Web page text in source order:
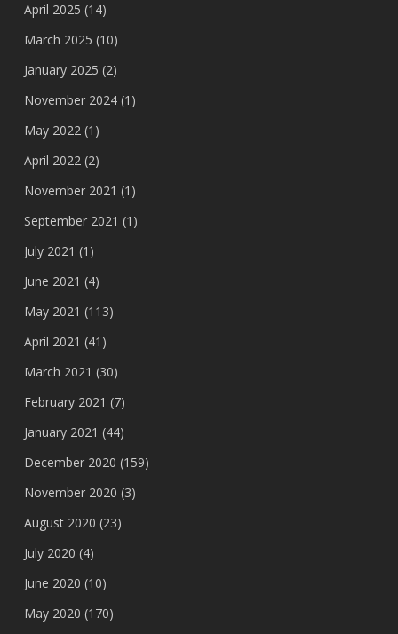
April 2025 (14)
March 2025 (10)
January 2025 (2)
November 2024(1)
May 2022(1)
April 2022(2)
November 2021 (1)
September 2021 (1)
July 2021 (1)
June 2021 (4)
May 2021 (113)
April 2021 (41)
March 2021 (30)
February 2021 (7)
January 2021 (44)
December 2020 (159)
November 2020 (3)
August 2020 (23)
July 2020 (4)
June 2020 (10)
May 2020 (170)